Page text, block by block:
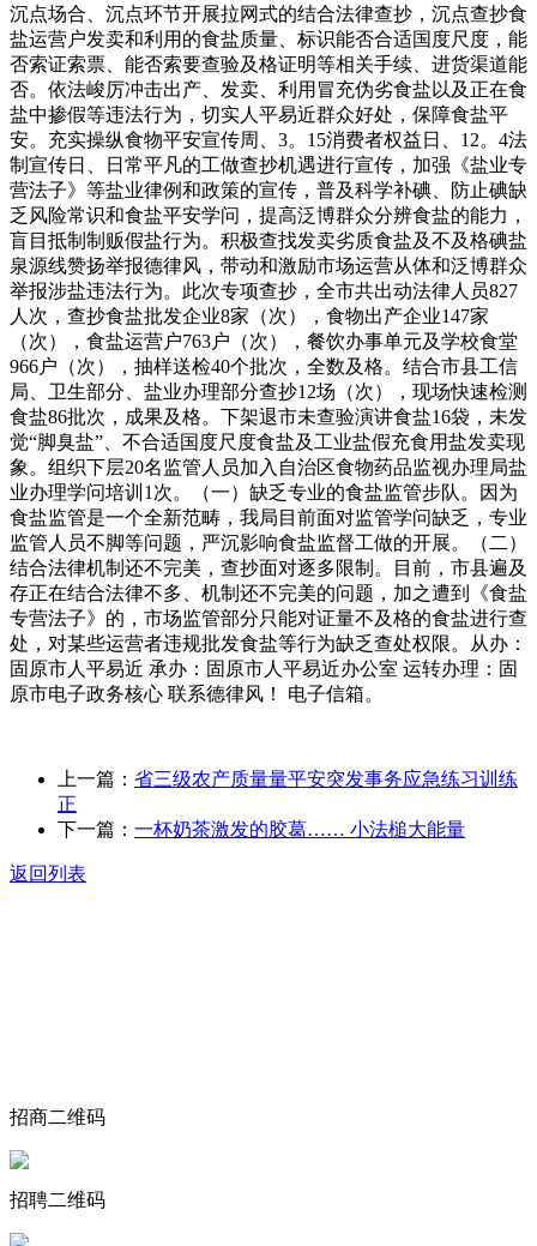
沉点场合、沉点环节开展拉网式的结合法律查抄，沉点查抄食
盐运营户发卖和利用的食盐质量、标识能否合适国度尺度，能
否索证索票、能否索要查验及格证明等相关手续、进货渠道能
否。依法峻厉冲击出产、发卖、利用冒充伪劣食盐以及正在食
盐中掺假等违法行为，切实人平易近群众好处，保障食盐平
安。充实操纵食物平安宣传周、3。15消费者权益日、12。4法
制宣传日、日常平凡的工做查抄机遇进行宣传，加强《盐业专
营法子》等盐业律例和政策的宣传，普及科学补碘、防止碘缺
乏风险常识和食盐平安学问，提高泛博群众分辨食盐的能力，
盲目抵制制贩假盐行为。积极查找发卖劣质食盐及不及格碘盐
泉源线赞扬举报德律风，带动和激励市场运营从体和泛博群众
举报涉盐违法行为。此次专项查抄，全市共出动法律人员827
人次，查抄食盐批发企业8家（次），食物出产企业147家
（次），食盐运营户763户（次），餐饮办事单元及学校食堂
966户（次），抽样送检40个批次，全数及格。结合市县工信
局、卫生部分、盐业办理部分查抄12场（次），现场快速检测
食盐86批次，成果及格。下架退市未查验演讲食盐16袋，未发
觉“脚臭盐”、不合适国度尺度食盐及工业盐假充食用盐发卖现
象。组织下层20名监管人员加入自治区食物药品监视办理局盐
业办理学问培训1次。（一）缺乏专业的食盐监管步队。因为
食盐监管是一个全新范畴，我局目前面对监管学问缺乏，专业
监管人员不脚等问题，严沉影响食盐监督工做的开展。（二）
结合法律机制还不完美，查抄面对逐多限制。目前，市县遍及
存正在结合法律不多、机制还不完美的问题，加之遭到《食盐
专营法子》的，市场监管部分只能对证量不及格的食盐进行查
处，对某些运营者违规批发食盐等行为缺乏查处权限。从办：
固原市人平易近 承办：固原市人平易近办公室 运转办理：固
原市电子政务核心 联系德律风！ 电子信箱。
上一篇： 省三级农产质量量平安突发事务应急练习训练
正
下一篇： 一杯奶茶激发的胶葛…… 小法槌大能量
返回列表
招商二维码
招聘二维码